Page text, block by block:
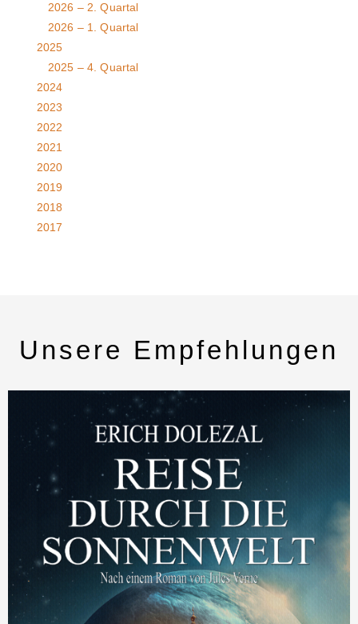
2026 – 2. Quartal
2026 – 1. Quartal
2025
2025 – 4. Quartal
2024
2023
2022
2021
2020
2019
2018
2017
Unsere Empfehlungen